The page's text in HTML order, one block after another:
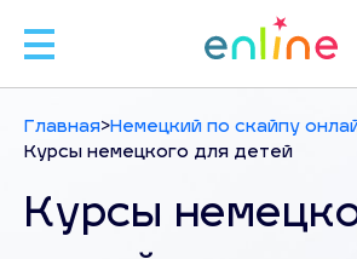
Главная>Немецкий по скайпу
Курсы немецкого для детей
Курсы